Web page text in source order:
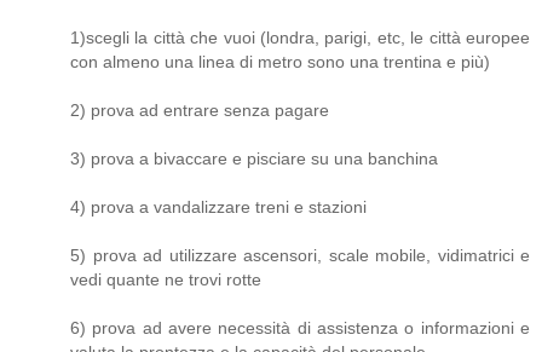
1)scegli la città che vuoi (londra, parigi, etc, le città europee
con almeno una linea di metro sono una trentina e più)
2) prova ad entrare senza pagare
3) prova a bivaccare e pisciare su una banchina
4) prova a vandalizzare treni e stazioni
5) prova ad utilizzare ascensori, scale mobile, vidimatrici e
vedi quante ne trovi rotte
6) prova ad avere necessità di assistenza o informazioni e